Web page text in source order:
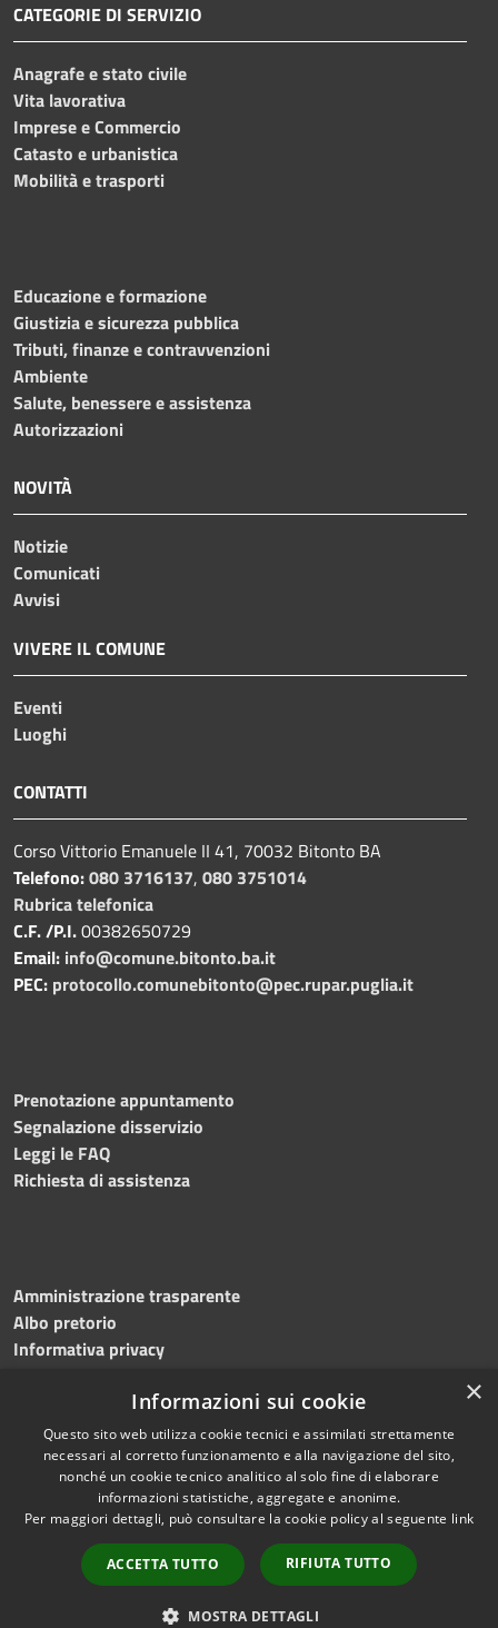
CATEGORIE DI SERVIZIO
Anagrafe e stato civile
Vita lavorativa
Imprese e Commercio
Catasto e urbanistica
Mobilità e trasporti
Educazione e formazione
Giustizia e sicurezza pubblica
Tributi, finanze e contravvenzioni
Ambiente
Salute, benessere e assistenza
Autorizzazioni
NOVITÀ
Notizie
Comunicati
Avvisi
VIVERE IL COMUNE
Eventi
Luoghi
CONTATTI
Corso Vittorio Emanuele II 41, 70032 Bitonto BA
Telefono:080 3716137, 080 3751014
Rubrica telefonica
C.F. /P.I.00382650729
Email: info@comune.bitonto.ba.it
PEC: protocollo.comunebitonto@pec.rupar.puglia.it
Prenotazione appuntamento
Segnalazione disservizio
Leggi le FAQ
Richiesta di assistenza
Amministrazione trasparente
Albo pretorio
Informativa privacy
Dichiarazione di accessibilità Meccanismo di feedback
RSS
Copyright © 2026 • Comune di
Municipium•
Accesso
redazione
×
Informazioni sui cookie
Questo sito web utilizza cookie tecnici e assimilati strettamente
necessari al corretto funzionamento e alla navigazione del sito,
nonché un cookie tecnico analitico al solo fine di elaborare
informazioni statistiche, aggregate e anonime.
Per maggiori dettagli, può consultare la cookie policy al seguente link
ACCETTA TUTTO RIFIUTA TUTTO
MOSTRA DETTAGLI